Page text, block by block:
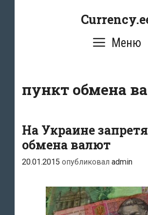
Меню
пункт обмена
На Украине
обмена валют
20.01.2015 опубликовал admin